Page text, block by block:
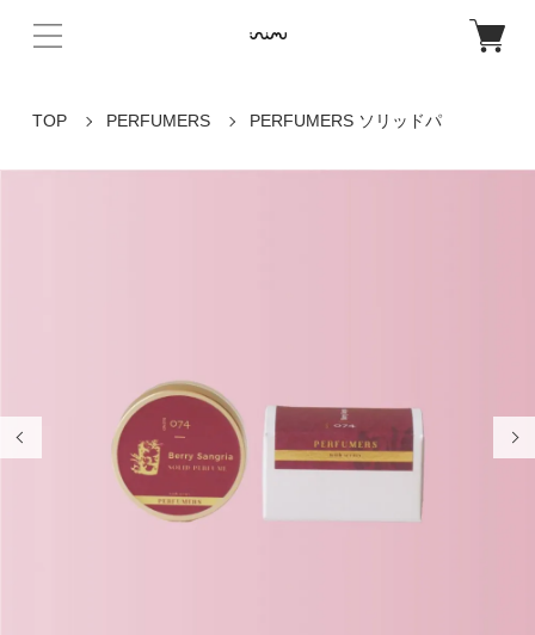
TOP PERFUMERS PERFUMERS ソリッドパ